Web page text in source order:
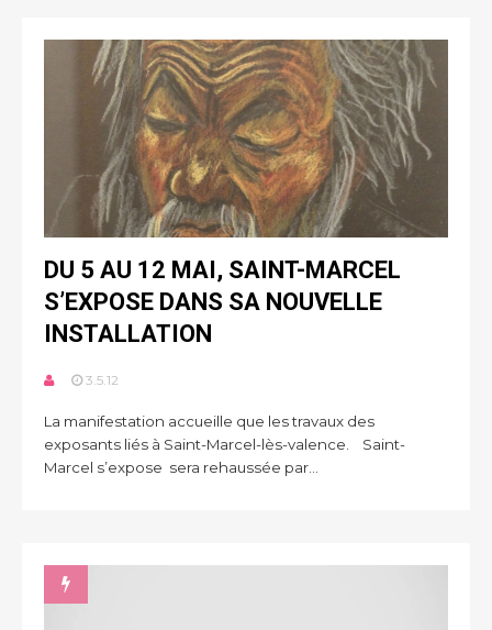
DU 5 AU 12 MAI, SAINT-MARCEL
S’EXPOSE DANS SA NOUVELLE
INSTALLATION
3.5.12
La manifestation accueille que les travaux des
exposants liés à Saint-Marcel-lès-valence. Saint-
Marcel s’expose sera rehaussée par...